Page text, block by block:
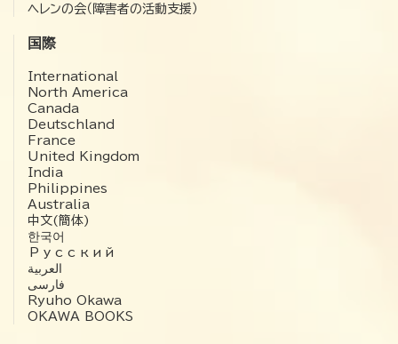
ヘレンの会（障害者の活動支援）
国際
International
North America
Canada
Deutschland
France
United Kingdom
India
Philippines
Australia
中文(簡体)
한국어
Русский
العربية‏
فارسی
Ryuho Okawa
OKAWA BOOKS